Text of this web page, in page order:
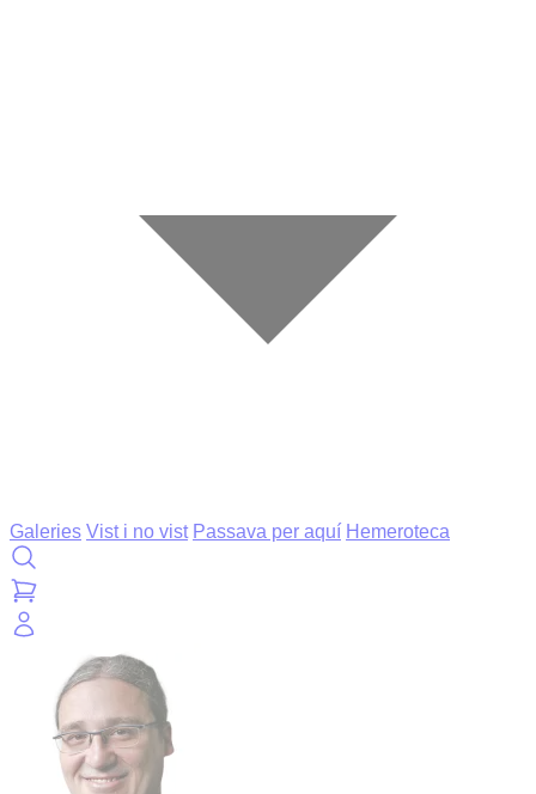
Galeries Vist i no vist Passava per aquí Hemeroteca